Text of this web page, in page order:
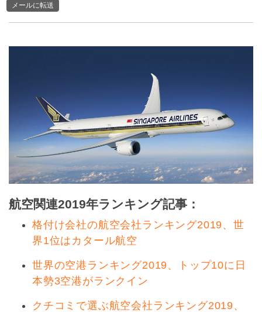
メールに転送
航空関連2019年ランキング記事：
格付け会社の航空会社ランキング2019、世
界1位はカタール航空
世界の空港ランキング2019、トップ10に日
本勢3空港がランクイン
クチコミで選ぶ航空会社ランキング2019、